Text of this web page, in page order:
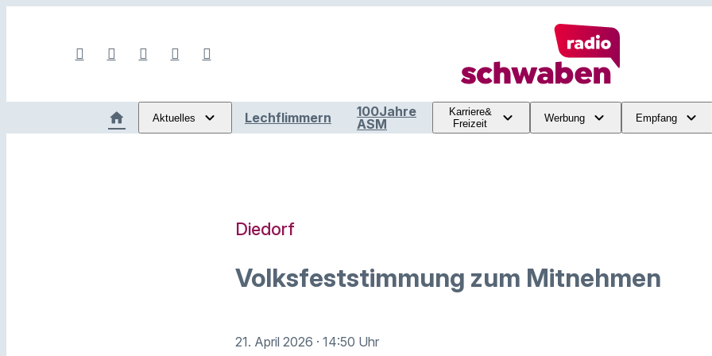
Aktuelles Lechflimmern
100Jahre
ASM
Karriere&
Freizeit
Werbung Empfang
Diedorf
Volksfeststimmung zum Mitnehmen
21. April 2026 · 14:50 Uhr